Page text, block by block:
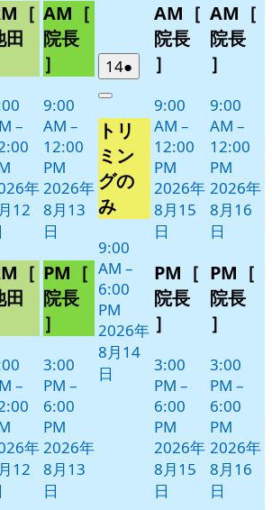
月
12
日
イ
ベ
ト)
［
田
–
年
12
［
田
–
年
12
月
13
日
イ
ン
ト)
AM［
院長
］
9:00
AM –
12:00
PM
2026年
8月13
日
PM［
院長
］
3:00
PM –
6:00
PM
2026年
8月13
日
142026
年
月
14
日
●
件
ベ
ン
ト)
Close
トリ
ミン
グの
み
9:00
AM –
6:00
PM
2026年
8月14
日
月
15
日
イ
ベ
ト)
AM［
院長
］
9:00
AM –
12:00
PM
2026年
8月15
日
PM［
院長
］
3:00
PM –
6:00
PM
2026年
8月15
日
月
16
日
イ
AM［
院長
］
9:00
AM –
12:00
PM
2026年
8月16
日
PM［
院長
］
3:00
PM –
6:00
PM
2026年
8月16
日